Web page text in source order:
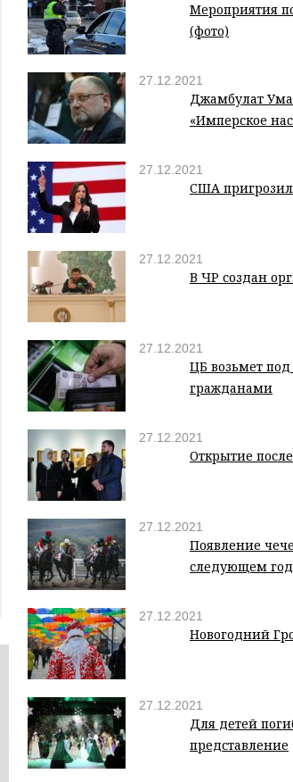
Мероприятия
(фото)
27.12.2021
Джамбулат
«Имперское
27.12.2021
США
27.12.2021
В ЧР создан
27.12.2021
ЦБ возьмет
гражданами
27.12.2021
Открытие
27.12.2021
Появление
следующем
27.12.2021
Новогодний
27.12.2021
Для детей
представление